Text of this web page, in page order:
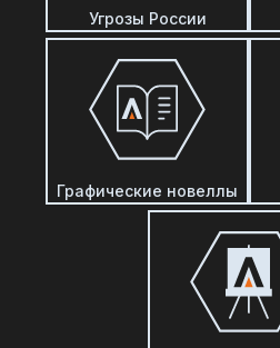
Угрозы России
Графические новеллы